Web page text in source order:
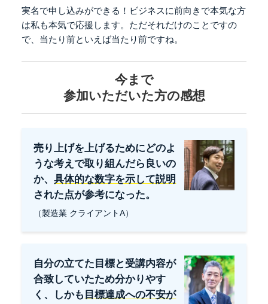
実名で申し込みができる！ビジネスに前向きで本気な方
は私も本気で応援します。 ただそれだけのことですの
で、当たり前といえば当たり前ですね。
今まで
参加いただいた方の感想
売り上げを上げるためにどのよ
うな考えで取り組んだら良いの
か、具体的な数字を示して説明
された点が参考になった。
（製造業 クライアントA）
自分の立てた目標と受講内容が
合致していたため分かりやす
く、しかも 目標達成への不安が